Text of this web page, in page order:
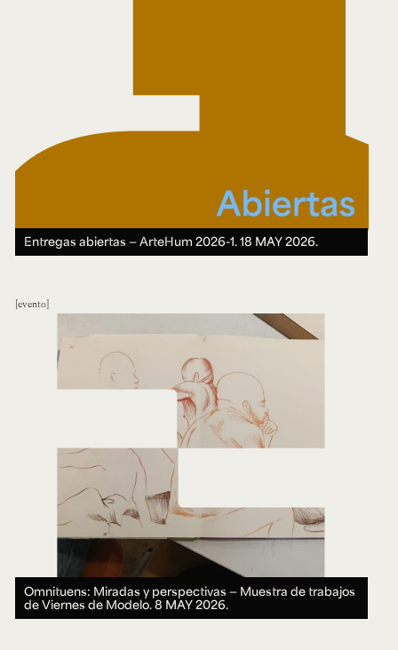
Entregas abiertas — ArteHum 2026-1.18 MAY 2026.
evento
Omnituens: Miradas y perspectivas ― Muestra de trabajos
de Viernes de Modelo.8 MAY 2026.